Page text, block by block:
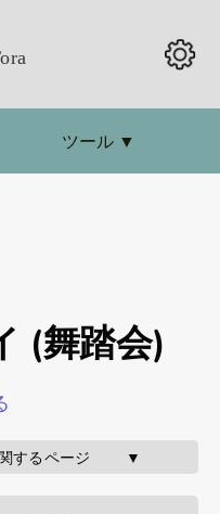
ツール ▼
(舞踏会)
するページ        ▼